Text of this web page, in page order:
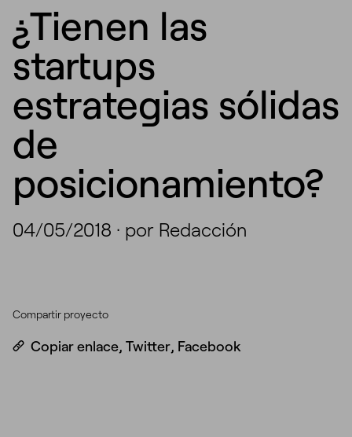
¿Tienen las
startups
estrategias sólidas
de
posicionamiento?
04/05/2018 · por Redacción
Compartir proyecto
Copiar enlace, Twitter, Facebook